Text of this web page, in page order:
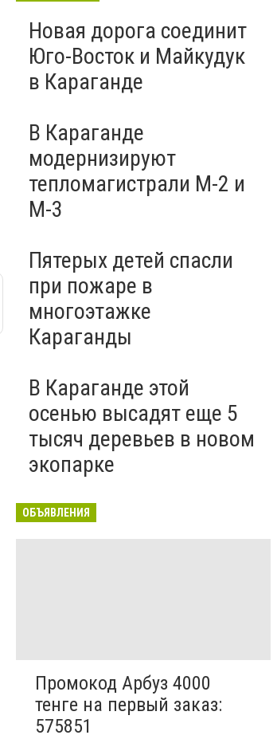
Новая дорога соединит
Юго-Восток и Майкудук
в Караганде
В Караганде
модернизируют
тепломагистрали М-2 и
М-3
Пятерых детей спасли
при пожаре в
многоэтажке
Караганды
В Караганде этой
осенью высадят еще 5
тысяч деревьев в новом
экопарке
ОБЪЯВЛЕНИЯ
Промокод Арбуз 4000
тенге на первый заказ:
575851